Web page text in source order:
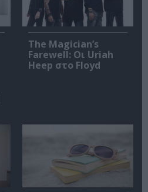
The Magician’s
Farewell: Οι Uriah
Heep στο Floyd